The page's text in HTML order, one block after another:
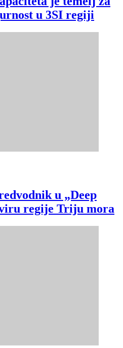
u 3SI regiji
u „Deep
regije Triju mora